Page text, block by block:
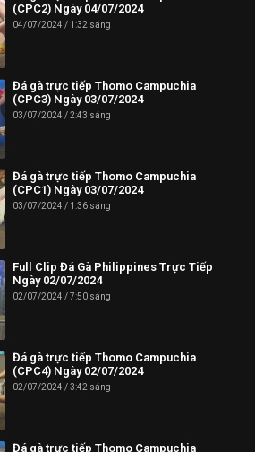
(CPC2) Ngày 04/07/2024
04/07/2024 1:32 sáng
Đá gà trực tiếp Thomo Campuchia
(CPC3) Ngày 03/07/2024
03/07/2024 2:43 sáng
Đá gà trực tiếp Thomo Campuchia
(CPC1) Ngày 03/07/2024
03/07/2024 1:36 sáng
Full Clip Đá Gà Philippines Trực Tiếp
Ngày 02/07/2024
02/07/2024 7:50 sáng
Đá gà trực tiếp Thomo Campuchia
(CPC4) Ngày 02/07/2024
02/07/2024 3:42 sáng
Đá gà trực tiếp Thomo Campuchia